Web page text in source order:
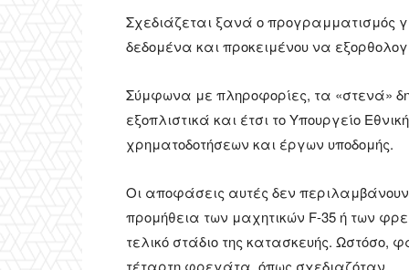
Σχεδιάζεται ξανά ο προγραμματισμός
δεδομένα και προκειμένου να
Σύμφωνα με πληροφορίες, τα «στενά»
εξοπλιστικά και έτσι το Υπουργείο
χρηματοδοτήσεων και έργων υποδομής.
Οι αποφάσεις αυτές δεν
προμήθεια των μαχητικών F-35 ή των
τελικό στάδιο της κατασκευής. Ωστόσο,
τέταρτη φρεγάτα, όπως σχεδιαζόταν.